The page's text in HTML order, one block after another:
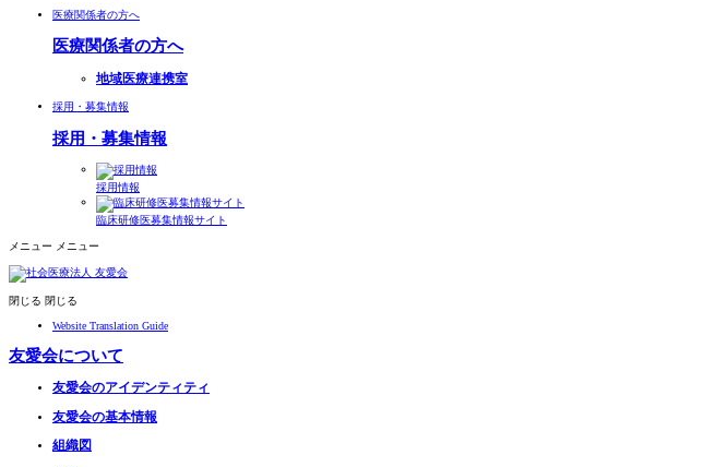
医療関係者の方へ
医療関係者の方へ
地域医療連携室
採用・募集情報
採用・募集情報
採用情報
臨床研修医募集情報サイト
メニュー メニュー
閉じる 閉じる
Website Translation Guide
友愛会について
友愛会のアイデンティティ
友愛会の基本情報
組織図